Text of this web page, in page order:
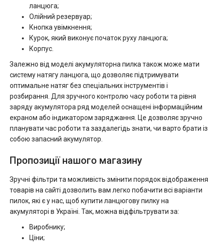
ланцюга;
Олійний резервуар;
Кнопка увімкнення;
Курок, який виконує початок руху ланцюга;
Корпус.
Залежно від моделі акумуляторна пилка також може мати
систему натягу ланцюга, що дозволяє підтримувати
оптимальне натяг без спеціальних інструментів і
розбирання. Для зручного контролю часу роботи та рівня
заряду акумулятора ряд моделей оснащені інформаційним
екраном або індикатором заряджання. Це дозволяє зручно
планувати час роботи та заздалегідь знати, чи варто брати із
собою запасний акумулятор.
Пропозиції нашого магазину
Зручні фільтри та можливість змінити порядок відображення
товарів на сайті дозволить вам легко побачити всі варіанти
пилок, які є у нас, щоб купити ланцюгову пилку на
акумуляторі в Україні. Так, можна відфільтрувати за:
Виробнику;
Ціни;